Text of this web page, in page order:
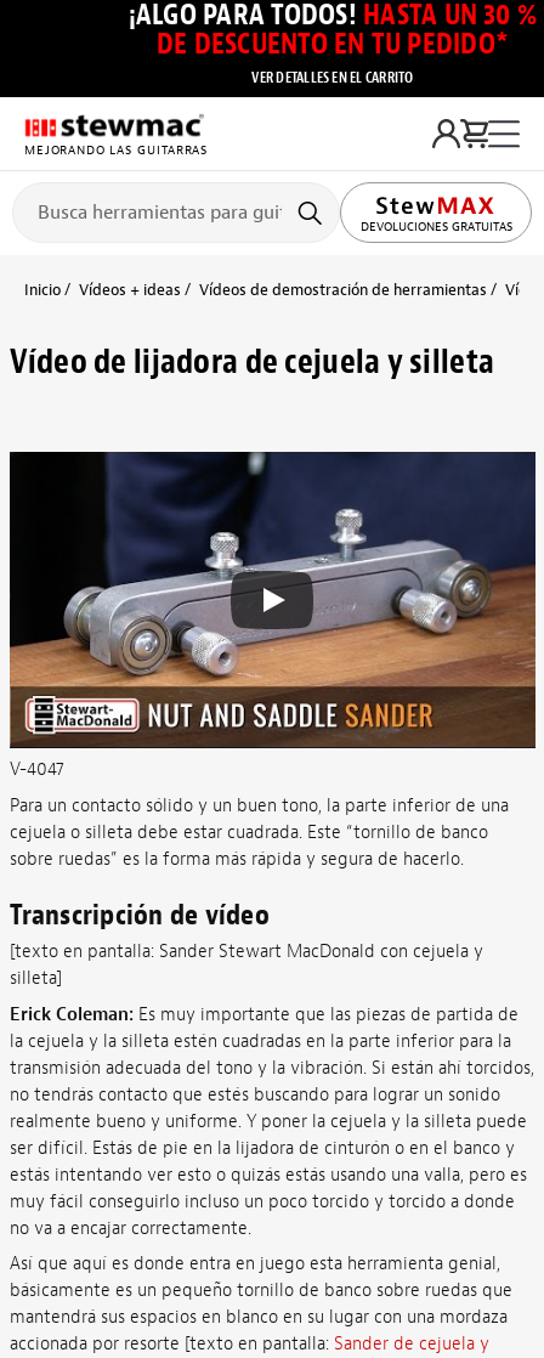
¡ALGO PARA TODOS! HASTA UN 30 %
DE DESCUENTO EN TU PEDIDO*
VER DETALLES EN EL CARRITO
MEJORANDO LAS GUITARRAS
DEVOLUCIONES GRATUITAS
Inicio Vídeos + ideas Vídeos de demostración de herramientas
Vídeo de lijadora de cejuela y silleta
V-4047
Para un contacto sólido y un buen tono, la parte inferior de una
cejuela o silleta debe estar cuadrada. Este “tornillo de banco
sobre ruedas” es la forma más rápida y segura de hacerlo.
Transcripción de vídeo
[texto en pantalla: Sander Stewart MacDonald con cejuela y
silleta]
Erick Coleman: Es muy importante que las piezas de partida de
la cejuela y la silleta estén cuadradas en la parte inferior para la
transmisión adecuada del tono y la vibración. Si están ahí torcidos,
no tendrás contacto que estés buscando para lograr un sonido
realmente bueno y uniforme. Y poner la cejuela y la silleta puede
ser difícil. Estás de pie en la lijadora de cinturón o en el banco y
estás intentando ver esto o quizás estás usando una valla, pero es
muy fácil conseguirlo incluso un poco torcido y torcido a donde
no va a encajar correctamente.
Así que aquí es donde entra en juego esta herramienta genial,
básicamente es un pequeño tornillo de banco sobre ruedas que
mantendrá sus espacios en blanco en su lugar con una mordaza
accionada por resorte [texto en pantalla: Sander de cejuela y